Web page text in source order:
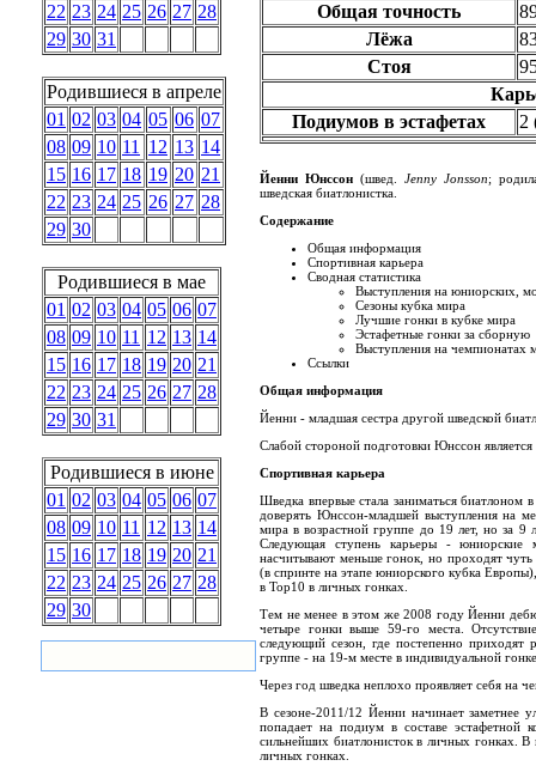
22 23 24 25 26 27 28
29 30 31
Родившиеся в апреле
01 02 03 04 05 06 07
08 09 10 11 12 13 14
15 16 17 18 19 20 21
22 23 24 25 26 27 28
29 30
Родившиеся в мае
01 02 03 04 05 06 07
08 09 10 11 12 13 14
15 16 17 18 19 20 21
22 23 24 25 26 27 28
29 30 31
Родившиеся в июне
01 02 03 04 05 06 07
08 09 10 11 12 13 14
15 16 17 18 19 20 21
22 23 24 25 26 27 28
29 30
Общая точность
Лёжа
Стоя
Подиумов в эстафетах
2
Йенни Юнссон (швед. Jenny Jonsson;
шведская биатлонистка.
Содержание
Общая информация
Спортивная карьера
Сводная статистика
Выступления на юниорских,
Сезоны кубка мира
Лучшие гонки в кубке мира
Эстафетные гонки за сборную
Выступления на чемпионатах
Ссылки
Общая информация
Йенни - младшая сестра другой шведской
Слабой стороной подготовки Юнссон
Спортивная карьера
Шведка впервые стала заниматься
доверять Юнссон-младшей выступления на
мира в возрастной группе до 19 лет, но за
Следующая ступень карьеры -
насчитывают меньше гонок, но проходят чуть
(в спринте на этапе юниорского кубка
в Top10 в личных гонках.
Тем не менее в этом же 2008 году Йенни
четыре гонки выше 59-го места.
следующий сезон, где постепенно приходят
группе - на 19-м месте в индивидуальной
Через год шведка неплохо проявляет себя на
В сезоне-2011/12 Йенни начинает заметнее
попадает на подиум в составе эстафетной
сильнейших биатлонисток в личных гонках.
личных гонках.